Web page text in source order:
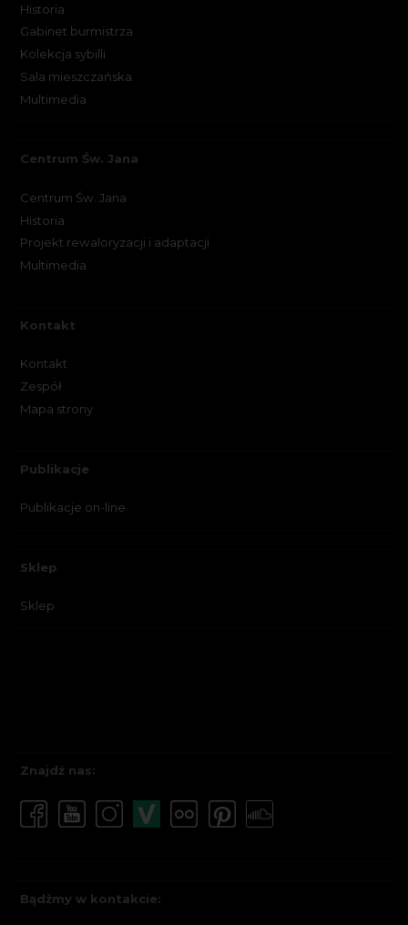
Historia
Gabinet burmistrza
Kolekcja sybilli
Sala mieszczańska
Multimedia
Centrum Św. Jana
Centrum Św. Jana
Historia
Projekt rewaloryzacji i adaptacji
Multimedia
Kontakt
Kontakt
Zespół
Mapa strony
Publikacje
Publikacje on-line
Sklep
Sklep
Znajdź nas:
Bądźmy w kontakcie: